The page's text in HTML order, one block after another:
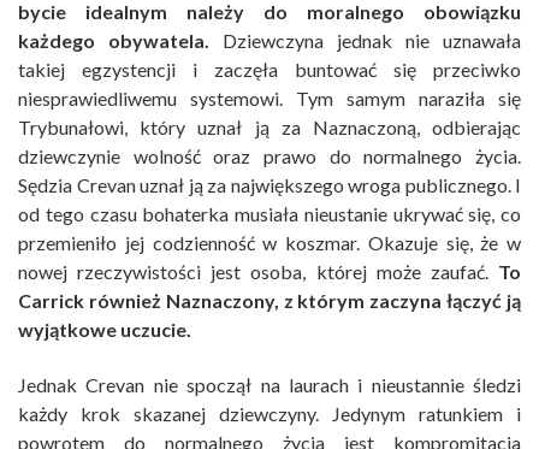
bycie idealnym należy do moralnego obowiązku
każdego obywatela. Dziewczyna jednak nie uznawała
takiej egzystencji i zaczęła buntować się przeciwko
niesprawiedliwemu systemowi. Tym samym naraziła się
Trybunałowi, który uznał ją za Naznaczoną, odbierając
dziewczynie wolność oraz prawo do normalnego życia.
Sędzia Crevan uznał ją za największego wroga publicznego. I
od tego czasu bohaterka musiała nieustanie ukrywać się, co
przemieniło jej codzienność w koszmar. Okazuje się, że w
nowej rzeczywistości jest osoba, której może zaufać. To
Carrick również Naznaczony, z którym zaczyna łączyć ją
wyjątkowe uczucie.
Jednak Crevan nie spoczął na laurach i nieustannie śledzi
każdy krok skazanej dziewczyny. Jedynym ratunkiem i
powrotem do normalnego życia jest kompromitacja